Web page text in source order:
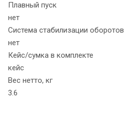
Плавный пуск
нет
Система стабилизации оборотов
нет
Кейс/сумка в комплекте
кейс
Вес нетто, кг
3.6